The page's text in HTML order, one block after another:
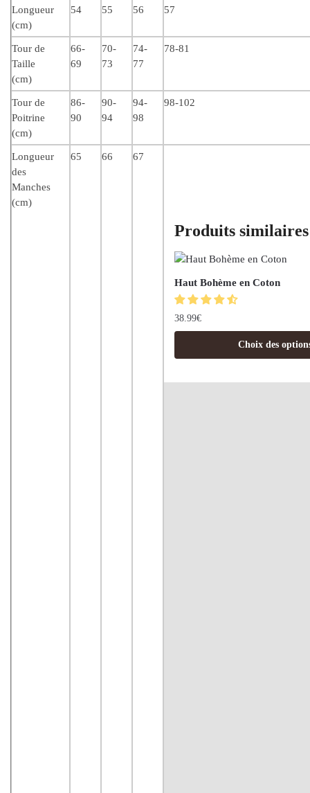
Longueur
(cm)
54 55 56 57
Tour de
Taille
(cm)
66-
69
70-
73
74-
77
78-81
Tour de
Poitrine
(cm)
86-
90
90-
94
94-
98
98-102
Longueur
des
Manches
(cm)
65 66 67
Produits similaires
Haut Bohème en Coton
38.99€
Choix des